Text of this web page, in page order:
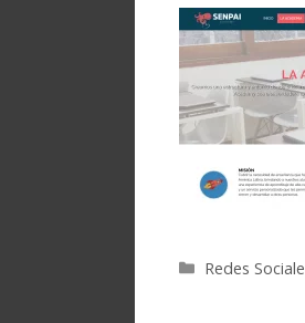
Categorías
Redes